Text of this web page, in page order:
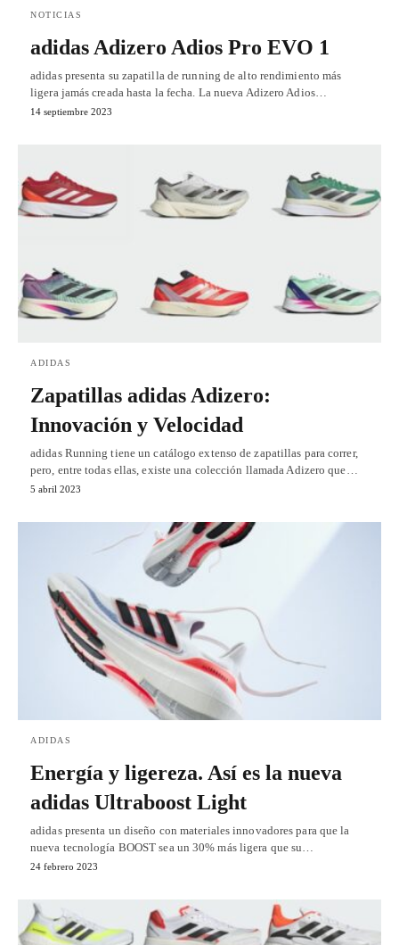
NOTICIAS
adidas Adizero Adios Pro EVO 1
adidas presenta su zapatilla de running de alto rendimiento más
ligera jamás creada hasta la fecha. La nueva Adizero Adios…
14 septiembre 2023
ADIDAS
Zapatillas adidas Adizero:
Innovación y Velocidad
adidas Running tiene un catálogo extenso de zapatillas para correr,
pero, entre todas ellas, existe una colección llamada Adizero que…
5 abril 2023
ADIDAS
Energía y ligereza. Así es la nueva
adidas Ultraboost Light
adidas presenta un diseño con materiales innovadores para que la
nueva tecnología BOOST sea un 30% más ligera que su…
24 febrero 2023